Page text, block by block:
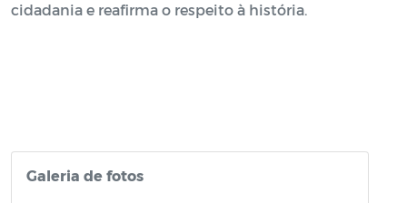
cidadania e reafirma o respeito à história.
Galeria de fotos